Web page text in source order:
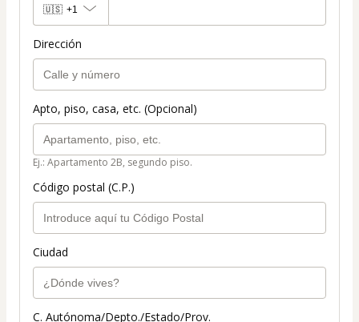
🇺🇸 +1
Dirección
Apto, piso, casa, etc. (Opcional)
Ej.: Apartamento 2B, segundo piso.
Código postal (C.P.)
Ciudad
C. Autónoma/Depto./Estado/Prov.